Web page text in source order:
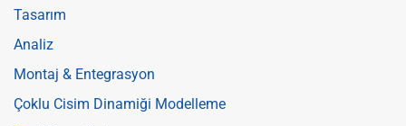
Tasarım
Analiz
Montaj & Entegrasyon
Çoklu Cisim Dinamiği Modelleme